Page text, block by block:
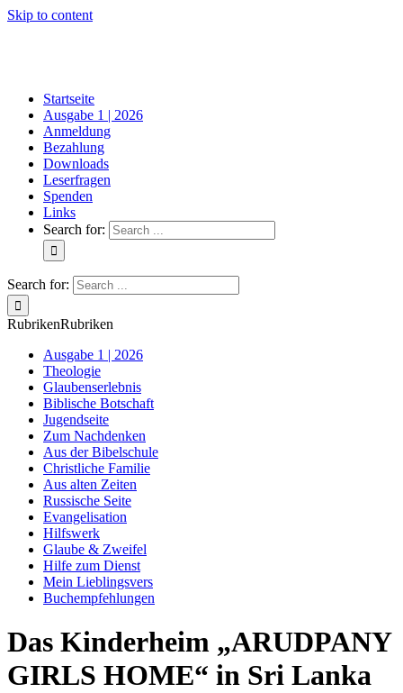
Skip to content
Startseite
Ausgabe 1 | 2026
Anmeldung
Bezahlung
Downloads
Leserfragen
Spenden
Links
Search for:
Search for:
RubrikenRubriken
Ausgabe 1 | 2026
Theologie
Glaubenserlebnis
Biblische Botschaft
Jugendseite
Zum Nachdenken
Aus der Bibelschule
Christliche Familie
Aus alten Zeiten
Russische Seite
Evangelisation
Hilfswerk
Glaube & Zweifel
Hilfe zum Dienst
Mein Lieblingsvers
Buchempfehlungen
Das Kinderheim „ARUDPANY
GIRLS HOME“ in Sri Lanka